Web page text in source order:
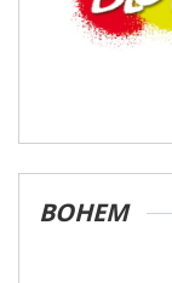
BOHEM